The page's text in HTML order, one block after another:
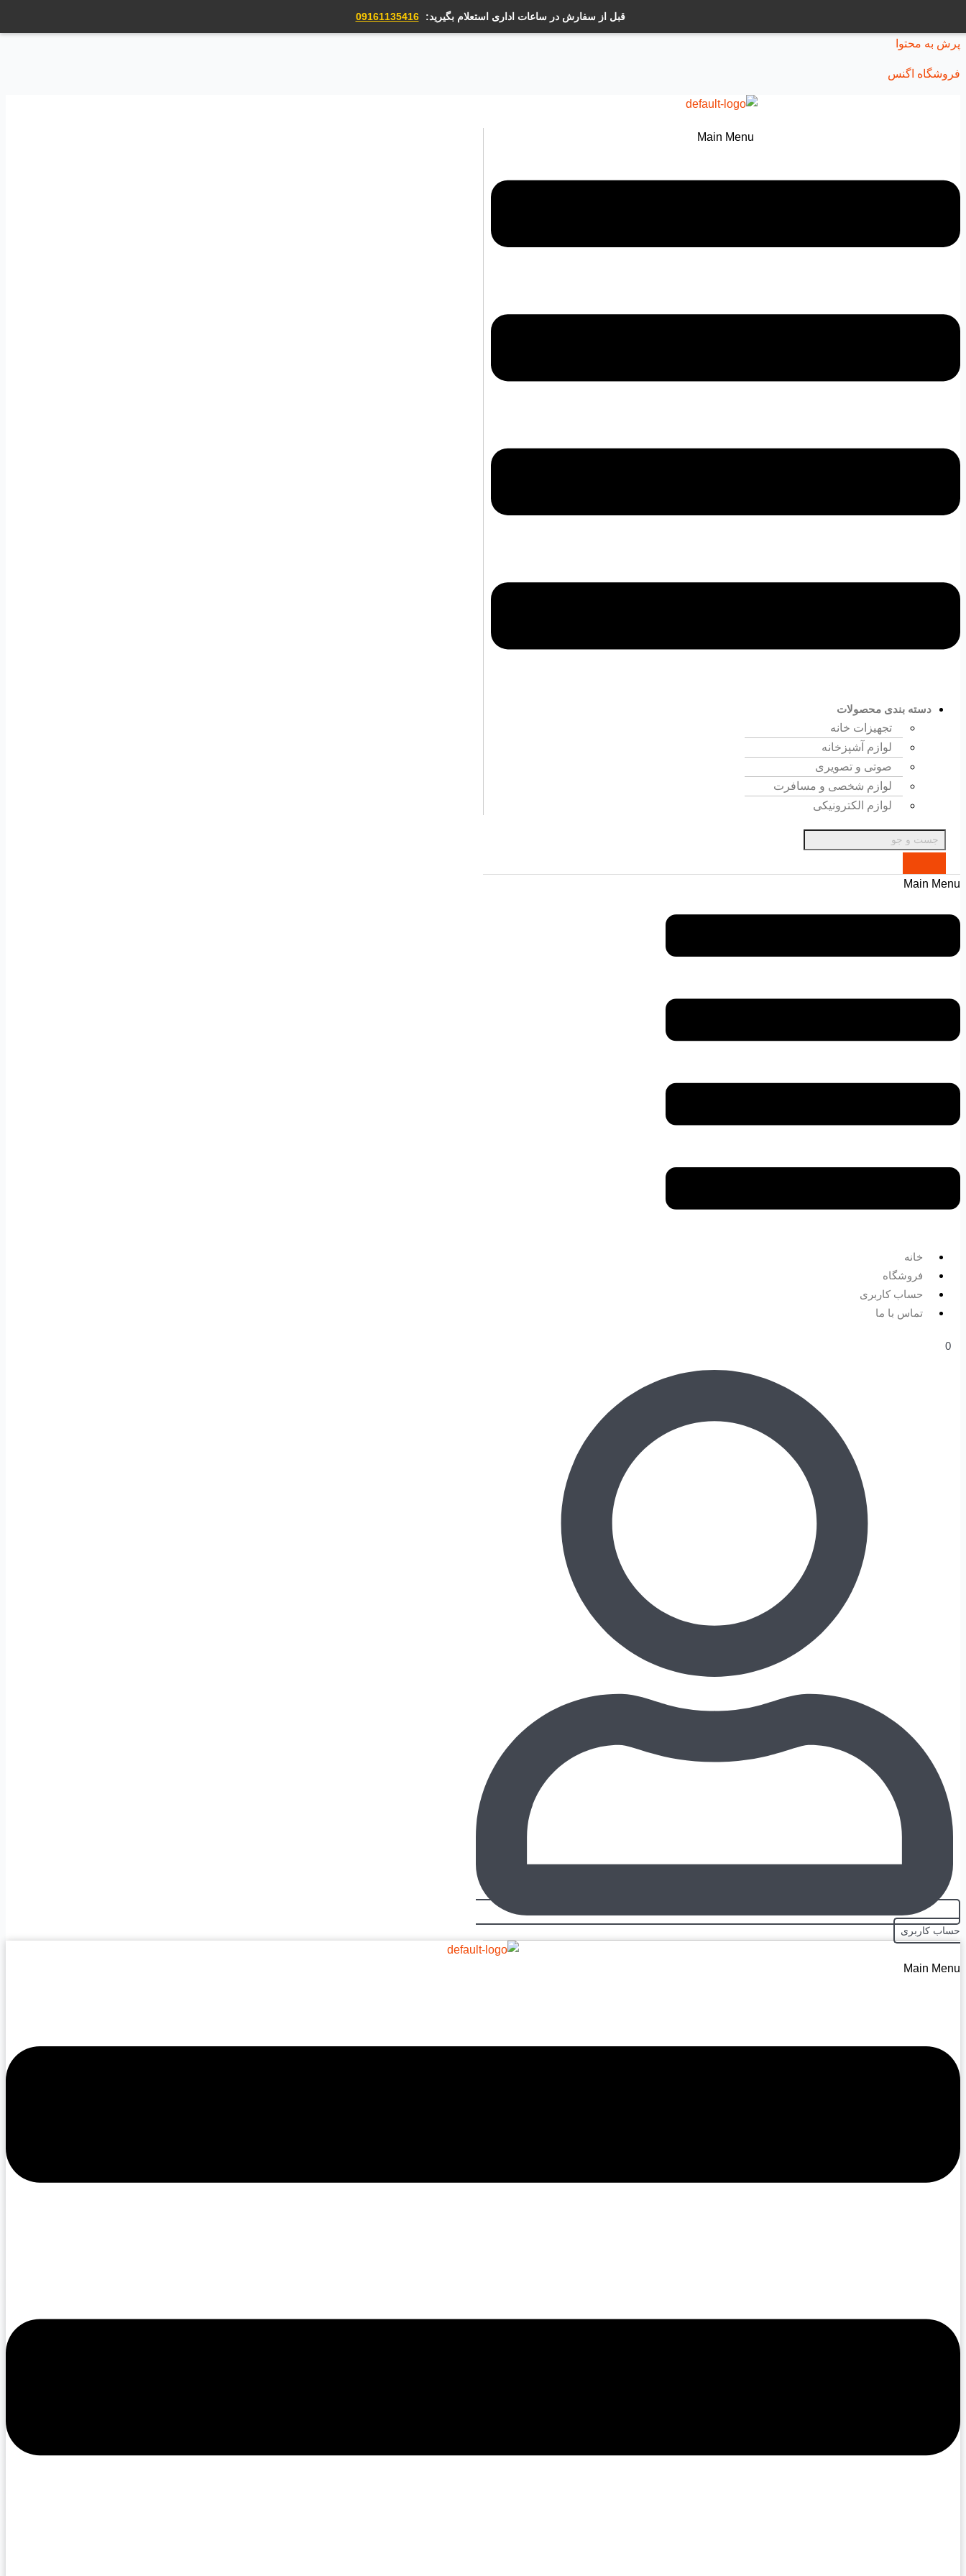
قبل از سفارش در ساعات اداری استعلام بگیرید: 09161135416
پرش به محتوا
فروشگاه اگنس
Main Menu
دسته بندی محصولات
تجهیزات خانه
لوازم آشپزخانه
صوتی و تصویری
لوازم شخصی و مسافرت
لوازم الکترونیکی
Main Menu
خانه
فروشگاه
حساب کاربری
تماس با ما
0
حساب کاربری
Main Menu